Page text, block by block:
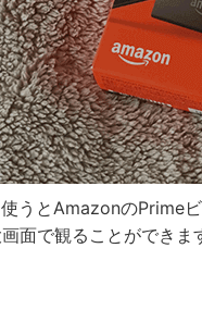
うとAmazonのPrime
面で観ることができ